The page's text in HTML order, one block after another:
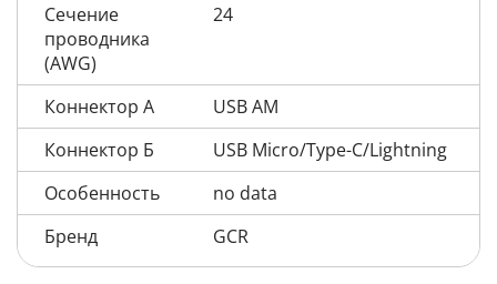
Сечение
проводника
(AWG)
24
Коннектор А
USB AM
Коннектор Б
USB Micro/Type-C/Lightning
Особенность
no data
Бренд
GCR